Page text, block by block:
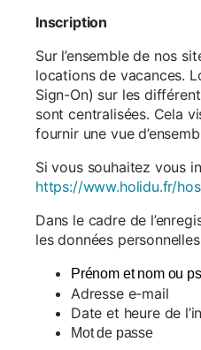
Inscription
Sur l’ensemble de nos
locations de vacances.
Sign-On) sur les
sont centralisées. Cela
fournir une vue
Si vous souhaitez vous
https://www.holidu.fr/
Dans le cadre de
les données
Prénom et nom ou
Adresse e-mail
Date et heure de
Mot de passe